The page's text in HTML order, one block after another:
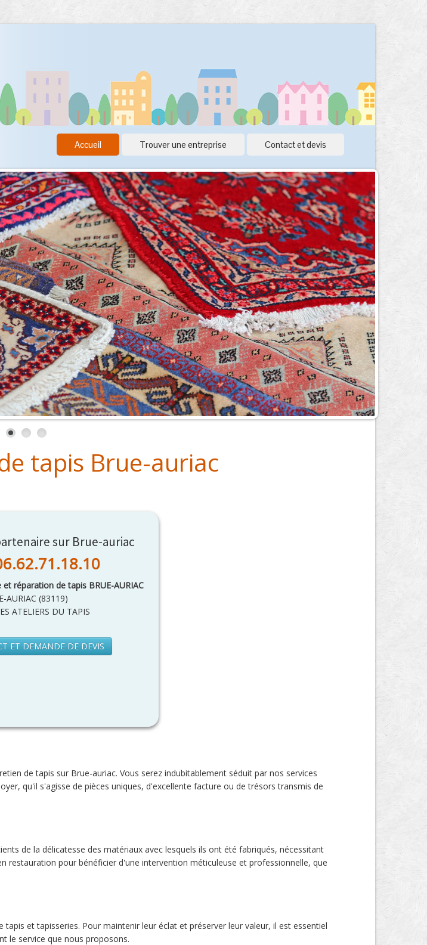
Accueil Trouver une entreprise Contact et devis
tapis Brue-auriac
sur Brue-auriac
réparation de tapis BRUE-AURIAC
AURIAC (83119)
ATELIERS DU TAPIS
ET DEMANDE DE DEVIS
de tapis sur Brue-auriac. Vous serez indubitablement séduit par nos services
qu'il s'agisse de pièces uniques, d'excellente facture ou de trésors transmis de
de la délicatesse des matériaux avec lesquels ils ont été fabriqués, nécessitant
restauration pour bénéficier d'une intervention méticuleuse et professionnelle, que
et tapisseries. Pour maintenir leur éclat et préserver leur valeur, il est essentiel
le service que nous proposons.